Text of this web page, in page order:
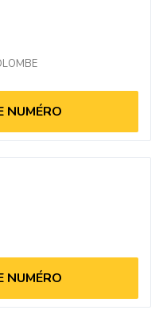
NUMÉRO
NUMÉRO